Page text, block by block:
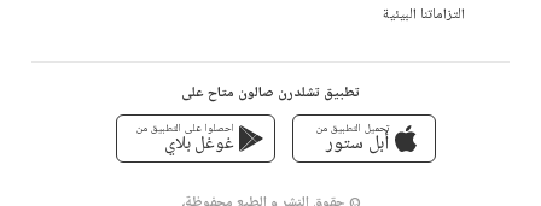
التزاماتنا البيئية
تطبيق تشلدرن صالون متاح على
تحميل التطبيق من
أبل ستور
احصلوا على التطبيق من
غوغل بلاي